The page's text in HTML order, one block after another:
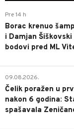
Pre 14 h
Borac krenuo
i Damjan
bodovi pred ML
09.08.2026.
Čelik poražen u
nakon 6 godina:
spašavala